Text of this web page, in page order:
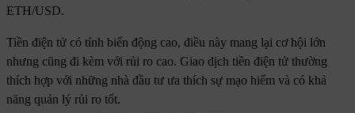
ETH/USD.
Tiền điện tử có tính biến động cao, điều này mang lại cơ hội lớn
nhưng cũng đi kèm với rủi ro cao. Giao dịch tiền điện tử thường
thích hợp với những nhà đầu tư ưa thích sự mạo hiểm và có khả
năng quản lý rủi ro tốt.